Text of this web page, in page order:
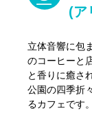
(ア
立体音響に包
のコーヒーと
と香りに癒さ
公園の四季折
るカフェです。